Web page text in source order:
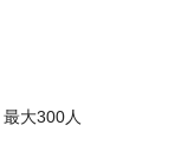
大300人